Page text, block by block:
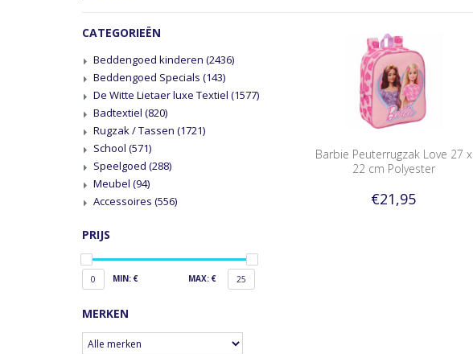
CATEGORIEËN
Beddengoed kinderen (2436)
Beddengoed Specials (143)
De Witte Lietaer luxe Textiel (1577)
Badtextiel (820)
Rugzak / Tassen (1721)
School (571)
Speelgoed (288)
Meubel (94)
Accessoires (556)
PRIJS
0 MIN: € MAX: € 25
MERKEN
Barbie Peuterrugzak Love 27 x
22 cm Polyester
€21,95